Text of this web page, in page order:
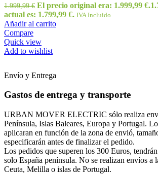
1.999,99€ El precio original era: 1.999,99 €.
actual es: 1.799,99 €. IVA Incluido
Añadir al carrito
Compare
Quick view
Add to wishlist
Envío y Entrega
Gastos de entrega y transporte
URBAN MOVER ELECTRIC sólo realiza
Península, Islas Baleares, Europa y Portugal.
aplicaran en función de la zona de envió,
especificarán antes de finalizar el pedido.
Los pedidos que superen los 300 Euros,
solo España península. No se realizan envíos a
Ceuta, Melilla o islas de Portugal.